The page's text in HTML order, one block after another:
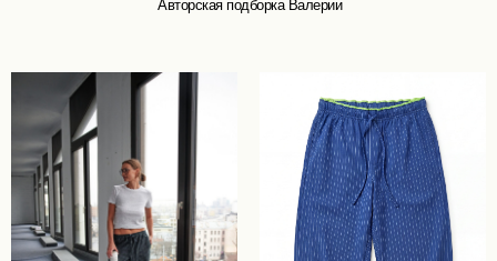
Авторская подборка Валерии